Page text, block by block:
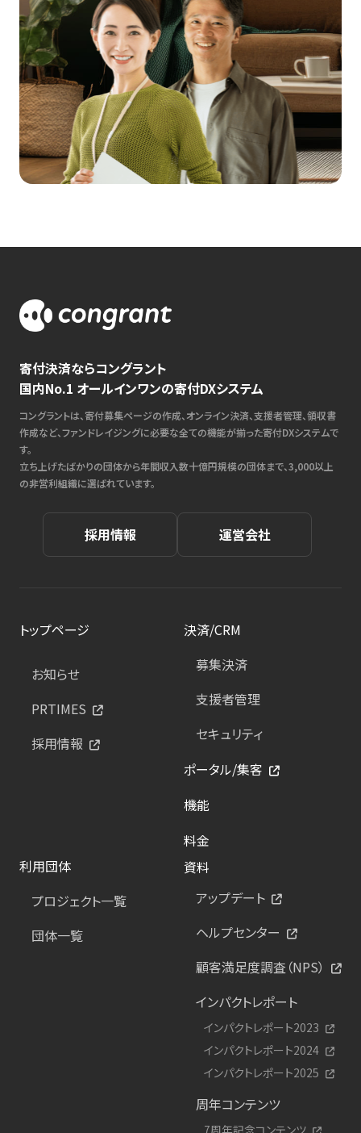
寄付決済ならコングラント
国内No.1 オールインワンの寄付DXシステム
コングラントは、寄付募集ページの作成、オンライン決済、支援者管理、領収書
作成など、ファンドレイジングに必要な全ての機能が揃った寄付DXシステムで
す。
立ち上げたばかりの団体から年間収入数十億円規模の団体まで、3,000以上
の非営利組織に選ばれています。
採用情報 運営会社
トップページ
お知らせ
PRTIMES
採用情報
決済/CRM
募集決済
支援者管理
セキュリティ
ポータル/集客
機能
料金
利用団体
プロジェクト一覧
団体一覧
資料
アップデート
ヘルプセンター
顧客満足度調査（NPS）
インパクトレポート
インパクトレポート2023
インパクトレポート2024
インパクトレポート2025
周年コンテンツ
7周年記念コンテンツ